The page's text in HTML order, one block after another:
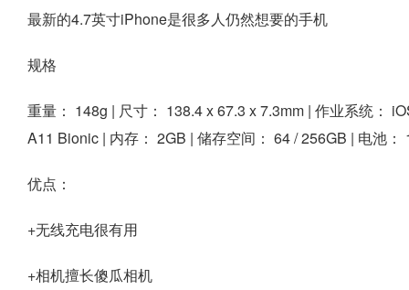
最新的4.7英寸iPhone是很多人仍然想要的手机
规格
重量： 148g | 尺寸： 138.4 x 67.3 x 7.3mm | 作业系统：
A11 Bionic | 内存： 2GB | 储存空间： 64 / 256GB | 电池：
优点：
+无线充电很有用
+相机擅长傻瓜相机